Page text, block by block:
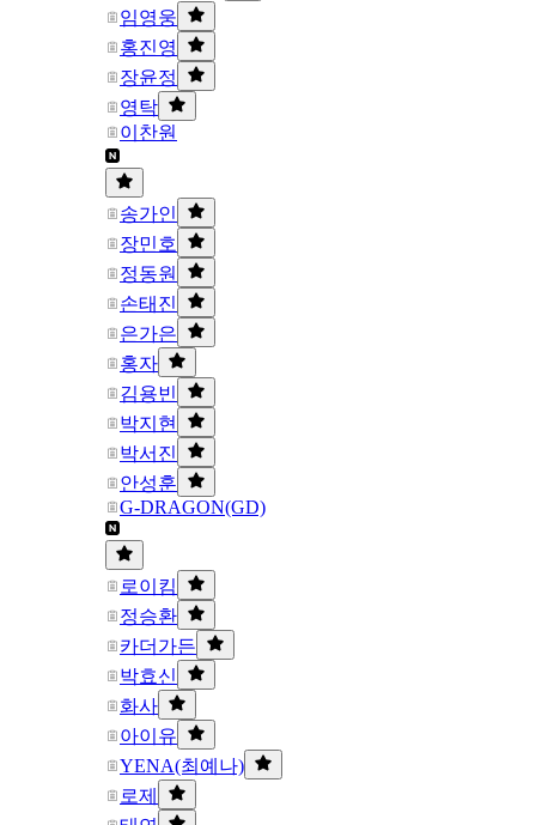
임영웅
홍진영
장윤정
영탁
이찬원
송가인
장민호
정동원
손태진
은가은
홍자
김용빈
박지현
박서진
안성훈
G-DRAGON(GD)
로이킴
정승환
카더가든
박효신
화사
아이유
YENA(최예나)
로제